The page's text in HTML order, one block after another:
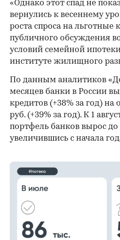
«Однако этот спад не
вернулись к весеннему
роста спроса на льготные
публичного обсуждения
условий семейной
институте жилищного
По данным аналитиков
месяцев банки в России
кредитов (+38% за год)
руб. (+39% за год). К 1
портфель банков вырос до
увеличившись с начала